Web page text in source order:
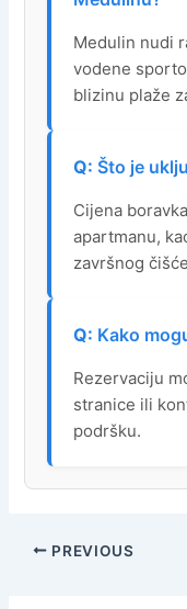
Medulin nudi
vodene
blizinu plaže
Što je
Cijena
apartmanu,
završnog
Kako
Rezervaciju
stranice ili
podršku.
PREVIOUS